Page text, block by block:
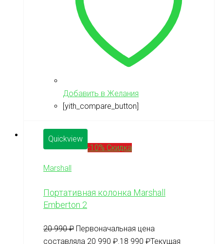
Добавить в Желания
[yith_compare_button]
Quickview
-10% Скидка
Marshall
Портативная колонка Marshall
Emberton 2
20 990₽ Первоначальная цена
составляла 20 990 ₽.18 990 ₽Текущая